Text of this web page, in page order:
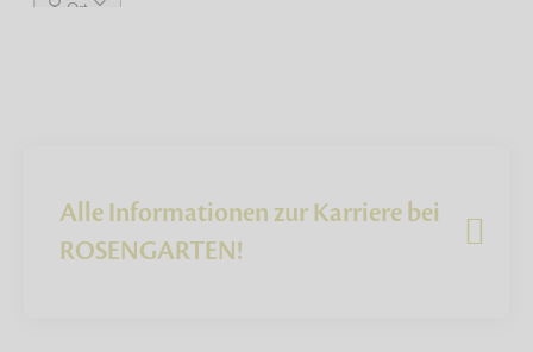
Alle Informationen zur Karriere bei
ROSENGARTEN!